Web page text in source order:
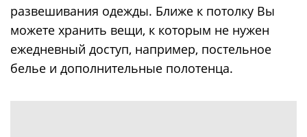
развешивания одежды. Ближе к потолку Вы
можете хранить вещи, к которым не нужен
ежедневный доступ, например, постельное
белье и дополнительные полотенца.